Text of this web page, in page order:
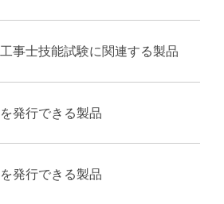
事士技能試験に関連する製品
発行できる製品
発行できる製品